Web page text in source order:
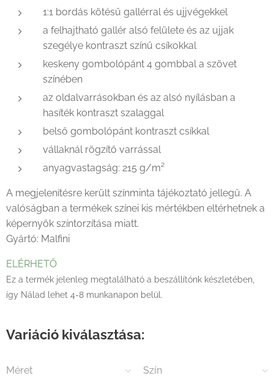
1:1 bordás kötésű gallérral és ujjvégekkel
a felhajtható gallér alsó felülete és az ujjak
szegélye kontraszt színű csíkokkal
keskeny gombolópánt 4 gombbal a szövet
színében
az oldalvarrásokban és az alsó nyílásban a
hasíték kontraszt szalaggal
belső gombolópánt kontraszt csíkkal
vállaknál rögzítő varrással
anyagvastagság: 215 g/m²
A megjelenítésre került színminta tájékoztató jellegű. A
valóságban a termékek színei kis mértékben eltérhetnek a
képernyők színtorzítása miatt.
Gyártó: Malfini
ELÉRHETŐ
Ez a termék jelenleg megtalálható a beszállítónk készletében,
így Nálad lehet 4-8 munkanapon belül.
Variáció kiválasztása:
Méret Szín